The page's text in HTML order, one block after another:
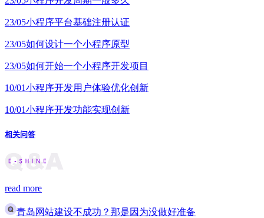
23/05小程序平台基础注册认证
23/05如何设计一个小程序原型
23/05如何开始一个小程序开发项目
10/01小程序开发用户体验优化创新
10/01小程序开发功能实现创新
相关问答
read more
青岛网站建设不成功？那是因为没做好准备